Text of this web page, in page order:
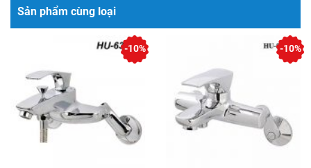
Sản phẩm cùng loại
-10% -10%